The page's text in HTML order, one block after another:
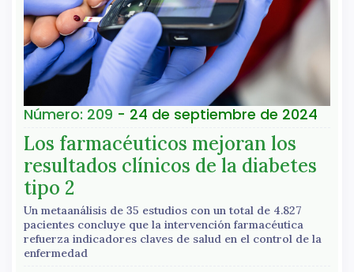
Número: 209 - 24 de septiembre de 2024
Los farmacéuticos mejoran los
resultados clínicos de la diabetes
tipo 2
Un metaanálisis de 35 estudios con un total de 4.827
pacientes concluye que la intervención farmacéutica
refuerza indicadores claves de salud en el control de la
enfermedad